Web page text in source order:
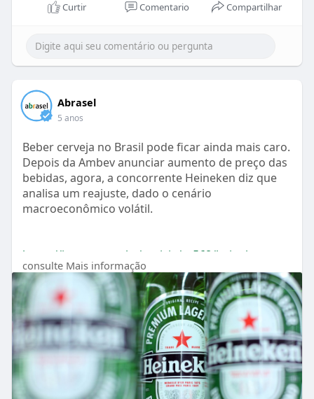
Curtir Comentario Compartilhar
Abrasel
5 anos
Beber cerveja no Brasil pode ficar ainda mais caro.
Depois da Ambev anunciar aumento de preço das
bebidas, agora, a concorrente Heineken diz que
analisa um reajuste, dado o cenário
macroeconômico volátil.
https://intopo.com.br/noticia/....568/heineken-
avalia-
consulte Mais informação